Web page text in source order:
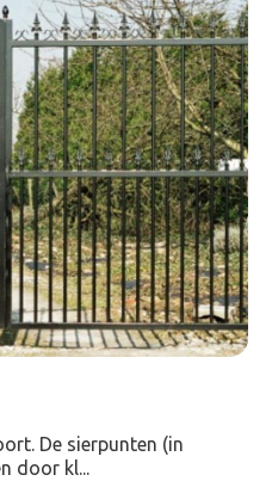
De sierpunten (in
door kl...